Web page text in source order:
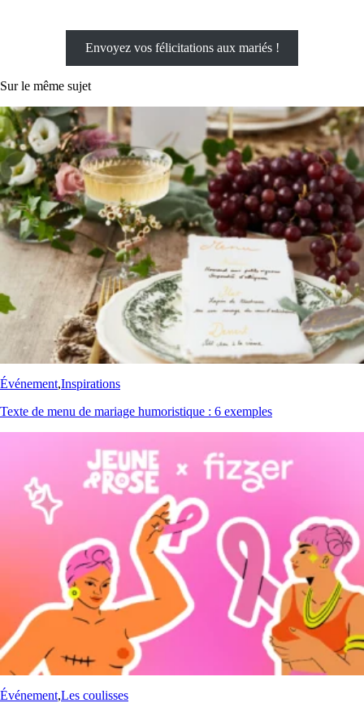
Envoyez vos félicitations aux mariés !
Sur le même sujet
Événement,Inspirations
Texte de menu de mariage humoristique : 6 exemples
Événement,Les coulisses